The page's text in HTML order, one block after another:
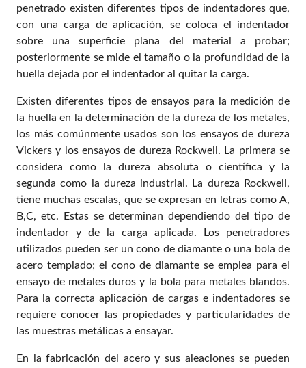
penetrado existen diferentes tipos de indentadores que,
con una carga de aplicación, se coloca el indentador
sobre una superficie plana del material a probar;
posteriormente se mide el tamaño o la profundidad de la
huella dejada por el indentador al quitar la carga.
Existen diferentes tipos de ensayos para la medición de
la huella en la determinación de la dureza de los metales,
los más comúnmente usados son los ensayos de dureza
Vickers y los ensayos de dureza Rockwell. La primera se
considera como la dureza absoluta o científica y la
segunda como la dureza industrial. La dureza Rockwell,
tiene muchas escalas, que se expresan en letras como A,
B,C, etc. Estas se determinan dependiendo del tipo de
indentador y de la carga aplicada. Los penetradores
utilizados pueden ser un cono de diamante o una bola de
acero templado; el cono de diamante se emplea para el
ensayo de metales duros y la bola para metales blandos.
Para la correcta aplicación de cargas e indentadores se
requiere conocer las propiedades y particularidades de
las muestras metálicas a ensayar.
En la fabricación del acero y sus aleaciones se pueden